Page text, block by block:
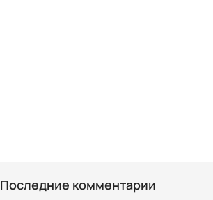
Последние комментарии